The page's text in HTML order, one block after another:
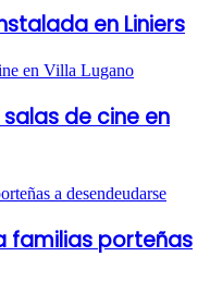
en Liniers
de cine en
familias porteñas